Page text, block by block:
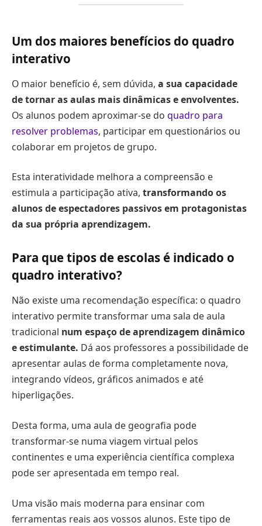
Um dos maiores benefícios do quadro
interativo
O maior benefício é, sem dúvida, a sua capacidade
de tornar as aulas mais dinâmicas e envolventes.
Os alunos podem aproximar-se do quadro para
resolver problemas, participar em questionários ou
colaborar em projetos de grupo.
Esta interatividade melhora a compreensão e
estimula a participação ativa, transformando os
alunos de espectadores passivos em protagonistas
da sua própria aprendizagem.
Para que tipos de escolas é indicado o
quadro interativo?
Não existe uma recomendação específica: o quadro
interativo permite transformar uma sala de aula
tradicional num espaço de aprendizagem dinâmico
e estimulante. Dá aos professores a possibilidade de
apresentar aulas de forma completamente nova,
integrando vídeos, gráficos animados e até
hiperligações.
Desta forma, uma aula de geografia pode
transformar-se numa viagem virtual pelos
continentes e uma experiência científica complexa
pode ser apresentada em tempo real.
Uma visão mais moderna para ensinar com
ferramentas reais aos vossos alunos. Este tipo de